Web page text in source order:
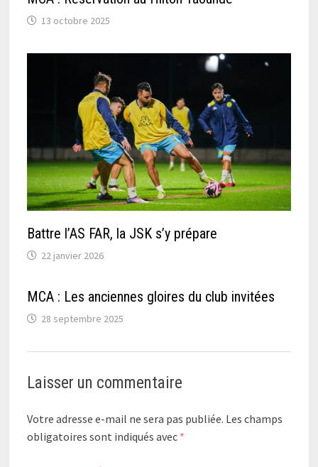
13 octobre 2025
Battre l’AS FAR, la JSK s’y prépare
22 janvier 2026
MCA : Les anciennes gloires du club invitées
28 septembre 2025
Laisser un commentaire
Votre adresse e-mail ne sera pas publiée. Les champs
obligatoires sont indiqués avec *